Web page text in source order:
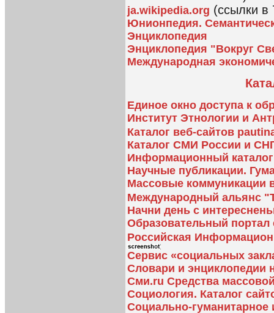
ja.wikipedia.org (ссылки в
Юнионпедия.
Энциклопедия
Энциклопедия "Вокруг
Международная
Единое окно доступа к
Институт Этнологии и
Каталог веб-сайтов
Каталог СМИ России и
Информационный
Научные публикации.
Массовые коммуникации
Международный альянс
Начни день с
Образовательный портал
Российская
Сервис «социальных
Словари и энциклопедии
Сми.ru Средства
Социология. Каталог
Социально-гуманитарное